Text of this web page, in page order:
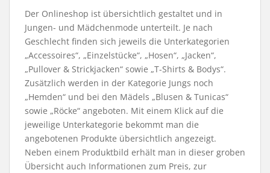
Der Onlineshop ist übersichtlich gestaltet und in
Jungen- und Mädchenmode unterteilt. Je nach
Geschlecht finden sich jeweils die Unterkategorien
„Accessoires“, „Einzelstücke“, „Hosen“, „Jacken“,
„Pullover & Strickjacken“ sowie „T-Shirts & Bodys“.
Zusätzlich werden in der Kategorie Jungs noch
„Hemden“ und bei den Mädels „Blusen & Tunicas“
sowie „Röcke“ angeboten. Mit einem Klick auf die
jeweilige Unterkategorie bekommt man die
angebotenen Produkte übersichtlich angezeigt.
Neben einem Produktbild erhält man in dieser groben
Übersicht auch Informationen zum Preis, zur